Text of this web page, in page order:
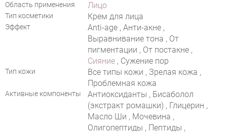
Область применения Лицо
Тип косметики Крем для лица
Эффект
Anti-age , Анти-акне ,
Выравнивание тона , От
пигментации , От постакне ,
Сияние , Сужение пор
Тип кожи
Все типы кожи , Зрелая кожа ,
Проблемная кожа
Активные компоненты
Антиоксиданты , Бисаболол
(экстракт ромашки) , Глицерин ,
Масло Ши , Мочевина ,
Олигопептиды , Пептиды ,